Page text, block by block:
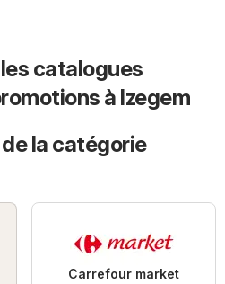
catalogues
à Izegem
la catégorie
Carrefour market